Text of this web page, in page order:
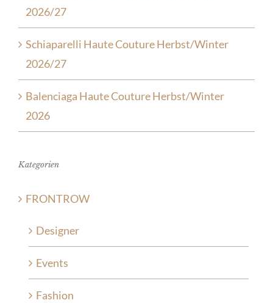
2026/27
Schiaparelli Haute Couture Herbst/Winter
2026/27
Balenciaga Haute Couture Herbst/Winter
2026
Kategorien
FRONTROW
Designer
Events
Fashion